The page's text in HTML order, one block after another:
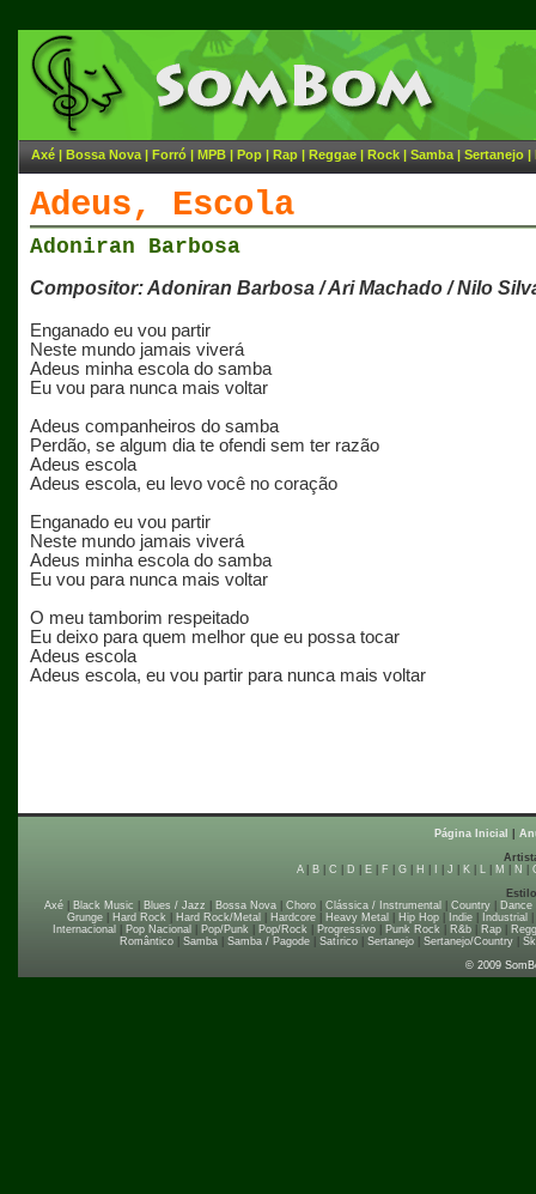
Axé | Bossa Nova | Forró | MPB | Pop | Rap | Reggae | Rock | Samba | Sertanejo |
Adeus, Escola
Adoniran Barbosa
Compositor: Adoniran Barbosa / Ari Machado / Nilo
Enganado eu vou partir
Neste mundo jamais viverá
Adeus minha escola do samba
Eu vou para nunca mais voltar
Adeus companheiros do samba
Perdão, se algum dia te ofendi sem ter razão
Adeus escola
Adeus escola, eu levo você no coração
Enganado eu vou partir
Neste mundo jamais viverá
Adeus minha escola do samba
Eu vou para nunca mais voltar
O meu tamborim respeitado
Eu deixo para quem melhor que eu possa tocar
Adeus escola
Adeus escola, eu vou partir para nunca mais voltar
Página Inicial
A| B| C D E| F G| H J K| L| M N
Axé
Black Music Blues / Jazz Bossa Nova Choro Clássica / Instrumental Country Dance
Grunge| Hard Rock| Hard Rock/Metal Hardcore| Heavy Metal Hip Hop| Indie| Industrial
Internacional
Pop Nacional Pop/Punk| Pop/Rock| Progressivo| Punk Rock| R&b| Rap|
Romântico| Samba| Samba / Pagode| Satírico| Sertanejo| Sertanejo/Country|
© 2009